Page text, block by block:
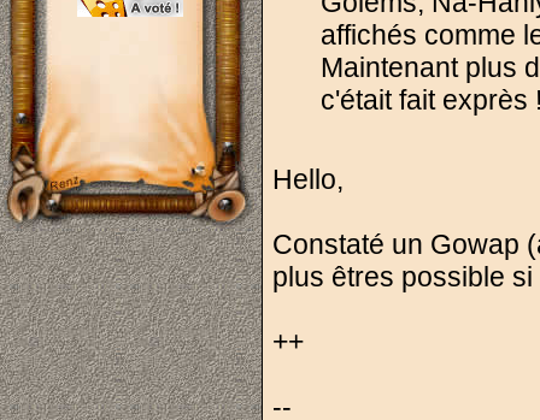
affichés comme
Maintenant plus
c'était fait exprès
Hello,
Constaté un Gowap
plus êtres possible si
++
--